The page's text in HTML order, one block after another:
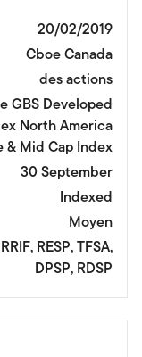
20/02/2019
Cboe Canada
des actions
GBS Developed
North America
& Mid Cap Index
30 September
Indexed
Moyen
RESP, TFSA,
DPSP, RDSP